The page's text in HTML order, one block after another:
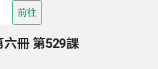
前往
冊 第529課